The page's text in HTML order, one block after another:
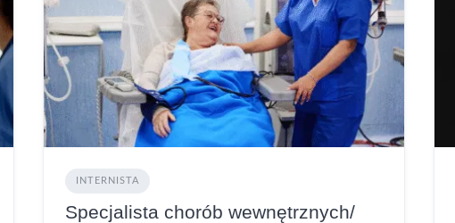
INTERNISTA
Specjalista chorób wewnętrznych/